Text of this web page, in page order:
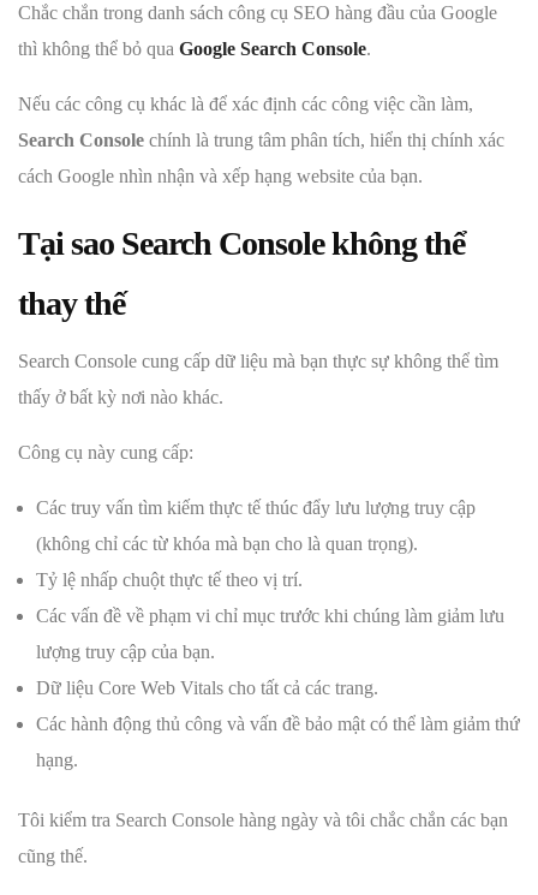
Chắc chắn trong danh sách công cụ SEO hàng đầu của Google
thì không thể bỏ qua Google Search Console.
Nếu các công cụ khác là để xác định các công việc cần làm,
Search Console chính là trung tâm phân tích, hiển thị chính xác
cách Google nhìn nhận và xếp hạng website của bạn.
Tại sao Search Console không thể
thay thế
Search Console cung cấp dữ liệu mà bạn thực sự không thể tìm
thấy ở bất kỳ nơi nào khác.
Công cụ này cung cấp:
Các truy vấn tìm kiếm thực tế thúc đẩy lưu lượng truy cập
(không chỉ các từ khóa mà bạn cho là quan trọng).
Tỷ lệ nhấp chuột thực tế theo vị trí.
Các vấn đề về phạm vi chỉ mục trước khi chúng làm giảm lưu
lượng truy cập của bạn.
Dữ liệu Core Web Vitals cho tất cả các trang.
Các hành động thủ công và vấn đề bảo mật có thể làm giảm thứ
hạng.
Tôi kiểm tra Search Console hàng ngày và tôi chắc chắn các bạn
cũng thế.